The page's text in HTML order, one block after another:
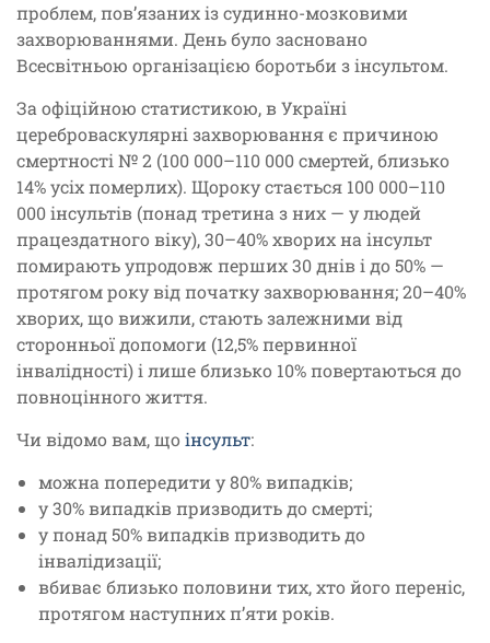
проблем, пов’язаних із судинно-мозковими
захворюваннями. День було засновано
Всесвітньою організацією боротьби з інсультом.
За офіційною статистикою, в Україні
цереброваскулярні захворювання є причиною
смертності № 2 (100 000–110 000 смертей, близько
14% усіх померлих). Щороку стається 100 000–110
000 інсультів (понад третина з них — у людей
працездатного віку), 30–40% хворих на інсульт
помирають упродовж перших 30 днів і до 50% —
протягом року від початку захворювання; 20–40%
хворих, що вижили, стають залежними від
сторонньої допомоги (12,5% первинної
інвалідності) і лише близько 10% повертаються до
повноцінного життя.
Чи відомо вам, що інсульт:
можна попередити у 80% випадків;
у 30% випадків призводить до смерті;
у понад 50% випадків призводить до
інвалідизації;
вбиває близько половини тих, хто його переніс,
протягом наступних п’яти років.